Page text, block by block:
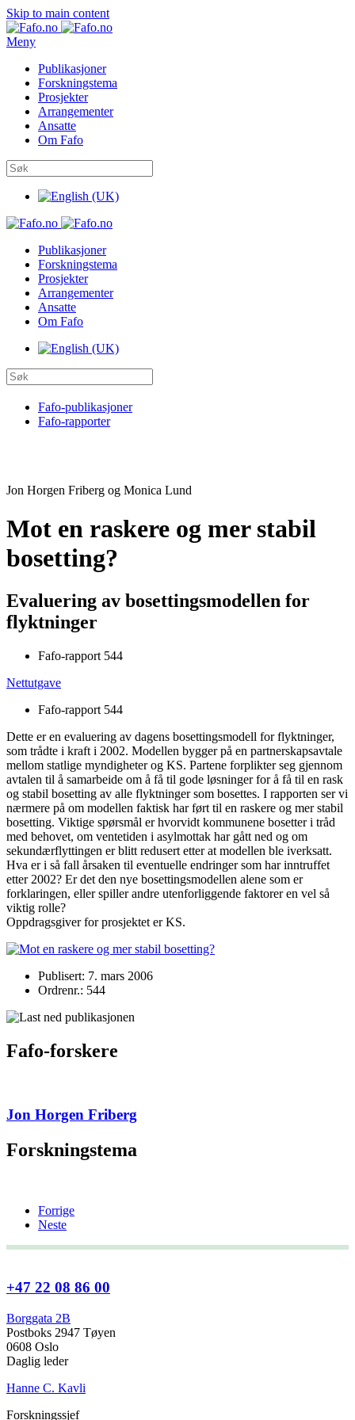
Skip to main content
Meny
Publikasjoner
Forskningstema
Prosjekter
Arrangementer
Ansatte
Om Fafo
Publikasjoner
Forskningstema
Prosjekter
Arrangementer
Ansatte
Om Fafo
Fafo-publikasjoner
Fafo-rapporter
Jon Horgen Friberg og Monica Lund
Mot en raskere og mer stabil
bosetting?
Evaluering av bosettingsmodellen for
flyktninger
Fafo-rapport 544
Nettutgave
Fafo-rapport 544
Dette er en evaluering av dagens bosettingsmodell for flyktninger,
som trådte i kraft i 2002. Modellen bygger på en partnerskapsavtale
mellom statlige myndigheter og KS. Partene forplikter seg gjennom
avtalen til å samarbeide om å få til gode løsninger for å få til en rask
og stabil bosetting av alle flyktninger som bosettes. I rapporten ser vi
nærmere på om modellen faktisk har ført til en raskere og mer stabil
bosetting. Viktige spørsmål er hvorvidt kommunene bosetter i tråd
med behovet, om ventetiden i asylmottak har gått ned og om
sekundærflyttingen er blitt redusert etter at modellen ble iverksatt.
Hva er i så fall årsaken til eventuelle endringer som har inntruffet
etter 2002? Er det den nye bosettingsmodellen alene som er
forklaringen, eller spiller andre utenforliggende faktorer en vel så
viktig rolle?
Oppdragsgiver for prosjektet er KS.
Publisert: 7. mars 2006
Ordrenr.: 544
Fafo-forskere
Jon Horgen Friberg
Forskningstema
Forrige
Neste
+47 22 08 86 00
Borggata 2B
Postboks 2947 Tøyen
0608 Oslo
Daglig leder
Hanne C. Kavli
Forskningssjef